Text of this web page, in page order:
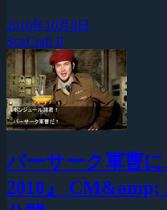
2010年10月8日
StarCraft II
バーサーク軍曹に
2010』